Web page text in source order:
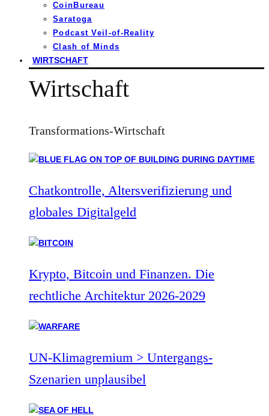
CoinBureau
Saratoga
Podcast Veil-of-Reality
Clash of Minds
WIRTSCHAFT
Wirtschaft
Transformations-Wirtschaft
Chatkontrolle, Altersverifizierung und
globales Digitalgeld
Krypto, Bitcoin und Finanzen. Die
rechtliche Architektur 2026-2029
UN-Klimagremium > Untergangs-
Szenarien unplausibel